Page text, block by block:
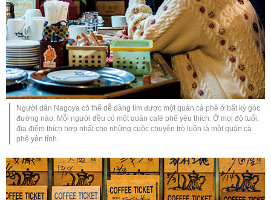
Người dân Nagoya có thể dễ dàng tìm được một quán cà phê ở bất kỳ góc
đường nào. Mỗi người đều có một quán café phê yêu thích. Ở mọi độ tuổi,
địa điểm thích hợp nhất cho những cuộc chuyện trò luôn là một quán cà
phê yên tĩnh.